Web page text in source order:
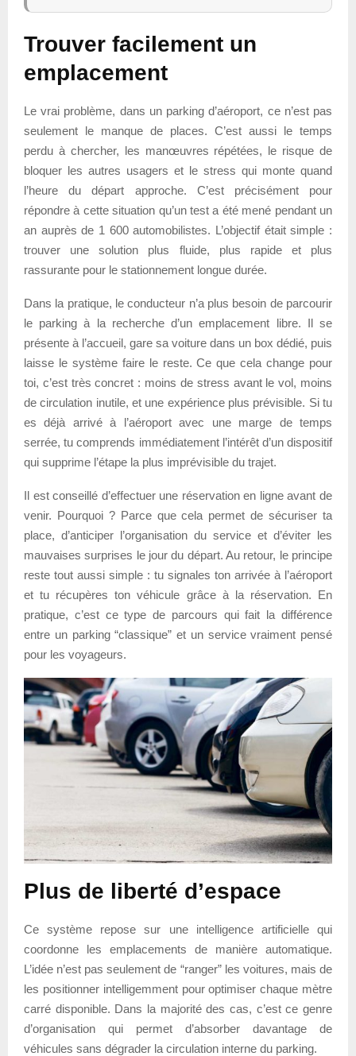
Trouver facilement un
emplacement
Le vrai problème, dans un parking d’aéroport, ce n’est pas
seulement le manque de places. C’est aussi le temps
perdu à chercher, les manœuvres répétées, le risque de
bloquer les autres usagers et le stress qui monte quand
l’heure du départ approche. C’est précisément pour
répondre à cette situation qu’un test a été mené pendant un
an auprès de 1 600 automobilistes. L’objectif était simple :
trouver une solution plus fluide, plus rapide et plus
rassurante pour le stationnement longue durée.
Dans la pratique, le conducteur n’a plus besoin de parcourir
le parking à la recherche d’un emplacement libre. Il se
présente à l’accueil, gare sa voiture dans un box dédié, puis
laisse le système faire le reste. Ce que cela change pour
toi, c’est très concret : moins de stress avant le vol, moins
de circulation inutile, et une expérience plus prévisible. Si tu
es déjà arrivé à l’aéroport avec une marge de temps
serrée, tu comprends immédiatement l’intérêt d’un dispositif
qui supprime l’étape la plus imprévisible du trajet.
Il est conseillé d’effectuer une réservation en ligne avant de
venir. Pourquoi ? Parce que cela permet de sécuriser ta
place, d’anticiper l’organisation du service et d’éviter les
mauvaises surprises le jour du départ. Au retour, le principe
reste tout aussi simple : tu signales ton arrivée à l’aéroport
et tu récupères ton véhicule grâce à la réservation. En
pratique, c’est ce type de parcours qui fait la différence
entre un parking “classique” et un service vraiment pensé
pour les voyageurs.
Plus de liberté d’espace
Ce système repose sur une intelligence artificielle qui
coordonne les emplacements de manière automatique.
L’idée n’est pas seulement de “ranger” les voitures, mais de
les positionner intelligemment pour optimiser chaque mètre
carré disponible. Dans la majorité des cas, c’est ce genre
d’organisation qui permet d’absorber davantage de
véhicules sans dégrader la circulation interne du parking.